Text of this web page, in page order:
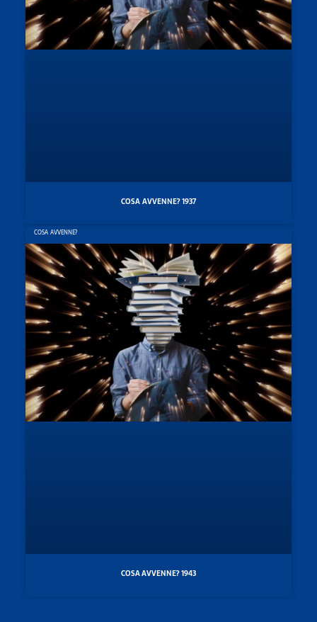
COSA AVVENNE? 1937
COSA AVVENNE?
COSA AVVENNE? 1943